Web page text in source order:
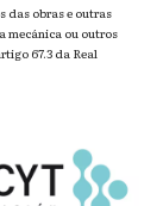
das obras e outras
mecánica ou outros
67.3 da Real